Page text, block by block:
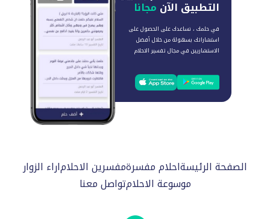
التطبيق الآن مجانا
في حلمك ، نساعدك على الحصول على
استشاراتك بسهولة من خلال أفضل
الاستشاريين في مجال تفسير الاحلام
الصفحة الرئيسةاحلام مفسرةمفسرين الاحلاماراء الزوار
موسوعة الاحلامتواصل معنا